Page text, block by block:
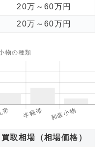
20万～60万円
20万～60万円
買取相場（相場価格）